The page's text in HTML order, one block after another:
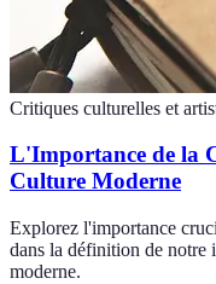
Critiques culturelles et
L'Importance de la
Culture Moderne
Explorez l'importance
dans la définition de notre
moderne.